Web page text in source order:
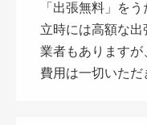
「出張無料」を
立時には高額な
業者もありますが
費用は一切いただ